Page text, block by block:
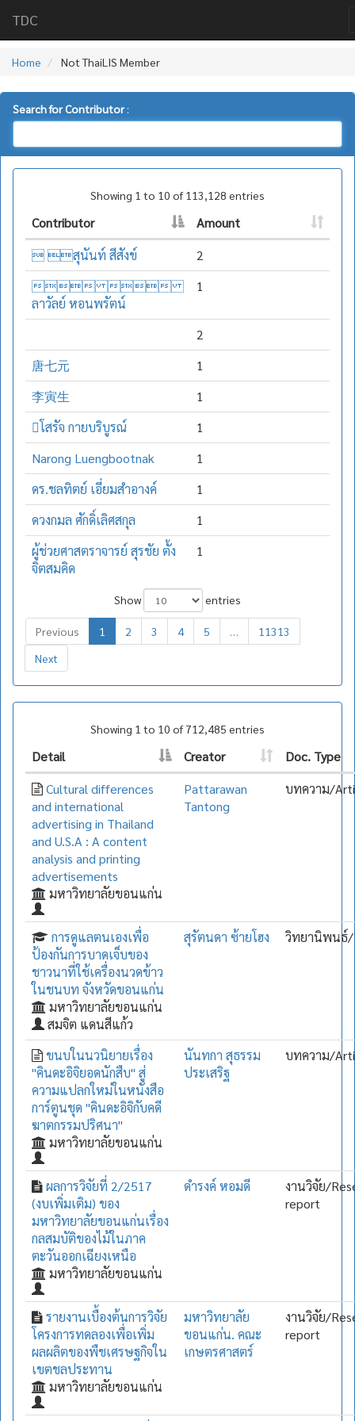
TDC
Home Not ThaiLIS Member
Search for Contributor:
Showing 1 to 10 of 113,128 entries
Contributor
Amount
 สุนันท์ สีสังข์
2
 
ลาวัลย์ หอนพรัตน์
1
2
唐七元
1
李寅生
1
โสรัจ กายบริบูรณ์
1
Narong Luengbootnak
1
ดร.ชลทิตย์ เอี่ยมสำอางค์
1
ดวงกมล ศักดิ์เลิศสกุล
1
ผู้ช่วยศาสตราจารย์ สุรชัย ตั้ง
จิตสมคิด
1
Show entries
Previous 1 2 3 4 5 …
11313
Next
Showing 1 to 10 of 712,485 entries
Detail Creator
Doc. Type
Cultural differences
and international
advertising in Thailand
and U.S.A : A content
analysis and printing
advertisements
มหาวิทยาลัยขอนแก่น
Pattarawan
Tantong
บทความ/
การดูแลตนเองเพื่อ
ป้องกันการบาดเจ็บของ
ชาวนาที่ใช้เครื่องนวดข้าว
ในชนบท จังหวัดขอนแก่น
มหาวิทยาลัยขอนแก่น
สมจิต แดนสีแก้ว
สุรัตนดา ซ้ายโฮง วิทยานิพนธ์/
ขนบในนวนิยายเรื่อง
"คินดะอิจิยอดนักสืบ" สู่
ความแปลกใหม่ในหนังสือ
การ์ตูนชุด "คินดะอิจิกับคดี
ฆาตกรรมปริศนา"
มหาวิทยาลัยขอนแก่น
นันทกา สุธรรม
ประเสริฐ
บทความ/
ผลการวิจัยที่ 2/2517
(งบเพิ่มเติม) ของ
มหาวิทยาลัยขอนแก่นเรื่อง
กลสมบัติของไม้ในภาค
ตะวันออกเฉียงเหนือ
มหาวิทยาลัยขอนแก่น
ดำรงค์ หอมดี
งานวิจัย/
report
รายงานเบื้องต้นการวิจัย
โครงการทดลองเพื่อเพิ่ม
ผลผลิตของพืชเศรษฐกิจใน
เขตชลประทาน
มหาวิทยาลัยขอนแก่น
มหาวิทยาลัย
ขอนแก่น. คณะ
เกษตรศาสตร์
งานวิจัย/
report